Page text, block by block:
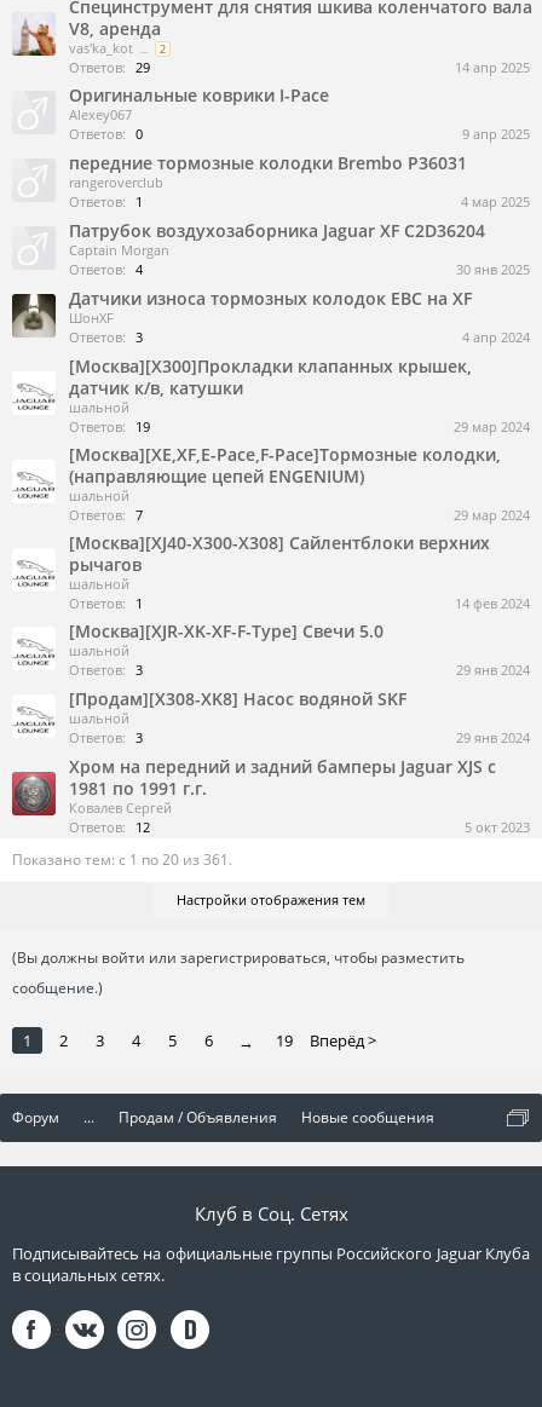
Специнструмент для снятия шкива коленчатого вала
V8, аренда
vas'ka_kot ... 2
Ответов: 29 14 апр 2025
Оригинальные коврики I-Pace
Alexey067
Ответов: 0 9 апр 2025
передние тормозные колодки Brembo P36031
rangeroverclub
Ответов:
1 4 мар 2025
Патрубок воздухозаборника Jaguar XF C2D36204
Captain Morgan
Ответов: 4 30 янв 2025
Датчики износа тормозных колодок EBC на XF
ШонXF
Ответов: 3 4 апр 2024
[Москва][X300]Прокладки клапанных крышек,
датчик к/в, катушки
шальной
Ответов:
19 29 мар 2024
[Москва][XE,XF,E-Pace,F-Pace]Тормозные колодки,
(направляющие цепей ENGENIUM)
шальной
Ответов: 7 29 мар 2024
[Москва][XJ40-X300-X308] Сайлентблоки верхних
рычагов
шальной
Ответов:
1 14 фев 2024
[Москва][XJR-XK-XF-F-Type] Свечи 5.0
шальной
Ответов: 3 29 янв 2024
[Продам][X308-XK8] Насос водяной SKF
шальной
Ответов: 3 29 янв 2024
Хром на передний и задний бамперы Jaguar XJS с
1981 по 1991 г.г.
Ковалев Сергей
Ответов:
12 5 окт 2023
Показано тем: с 1 по 20 из 361.
Настройки отображения тем
(Вы должны войти или зарегистрироваться, чтобы разместить
сообщение.)
1 2 3 4 5 6 → 19 Вперёд >
Форум ... Продам / Объявления Новые сообщения
Клуб в Соц. Сетях
Подписывайтесь на официальные группы Российского Jaguar Клуба
в социальных сетях.